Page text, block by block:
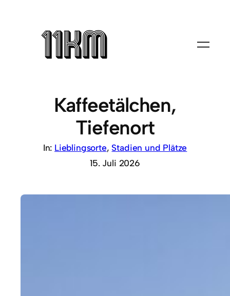
Kaffeetälchen,
Tiefenort
In: Lieblingsorte, Stadien und Plätze
15. Juli 2026